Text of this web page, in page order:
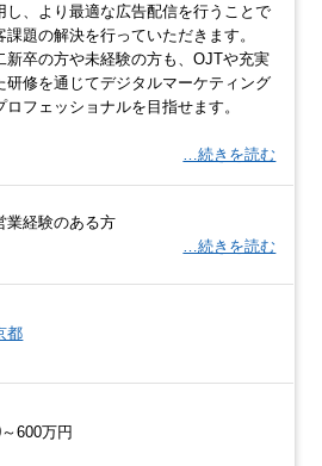
し、より最適な広告配信を行うことで
課題の解決を行っていただきます。
新卒の方や未経験の方も、OJTや充実
研修を通じてデジタルマーケティング
ロフェッショナルを目指せます。
…続きを読む
業経験のある方
…続きを読む
都
600万円